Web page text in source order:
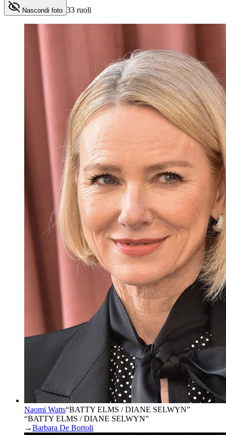
Nascondi foto 33 ruoli
Naomi Watts“BATTY ELMS / DIANE SELWYN”
“BATTY ELMS / DIANE SELWYN”
→Barbara De Bortoli